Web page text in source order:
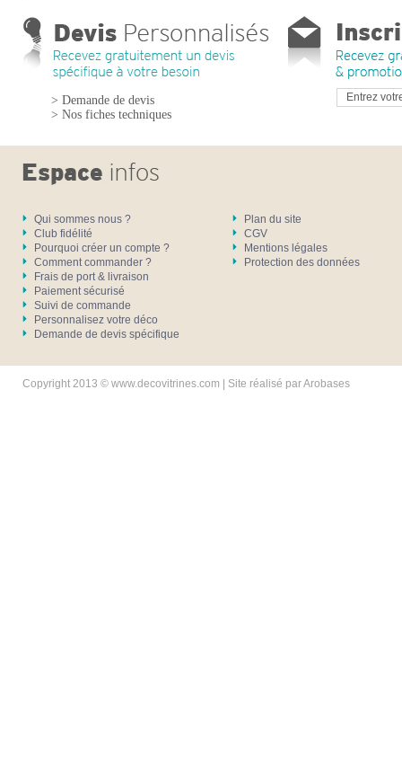
> Demande de devis
> Nos fiches techniques
Qui sommes nous ?
Club fidélité
Pourquoi créer un compte ?
Comment commander ?
Frais de port & livraison
Paiement sécurisé
Suivi de commande
Personnalisez votre déco
Demande de devis spécifique
Plan du site
CGV
Mentions légales
Protection des données
Copyright 2013 © www.decovitrines.com | Site réalisé parArobases